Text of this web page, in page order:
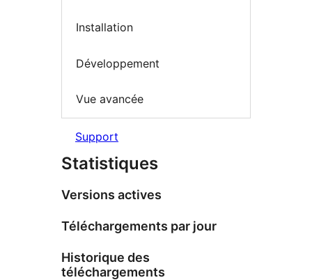
Installation
Développement
Vue avancée
Support
Statistiques
Versions actives
Téléchargements par jour
Historique des
téléchargements